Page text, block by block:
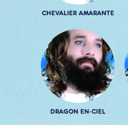
CHEVALIER AMARANTE
DRAGON EN-CIEL